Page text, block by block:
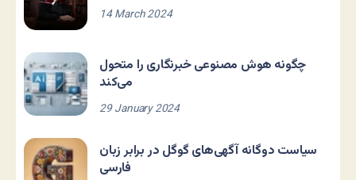
14 March 2024
چگونه هوش مصنوعی خبرنگاری را متحول
می‌کند
29 January 2024
سیاست دوگانه آگهی‌های گوگل در برابر زبان
فارسی